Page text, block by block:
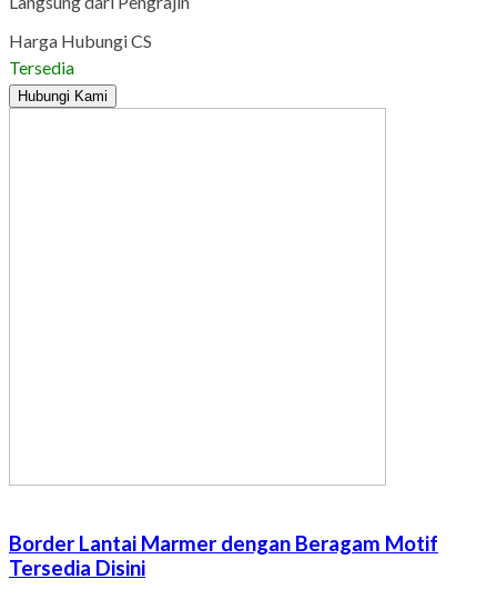
Harga Hubungi CS
Tersedia
Hubungi Kami
Border Lantai Marmer dengan Beragam Motif
Tersedia Disini